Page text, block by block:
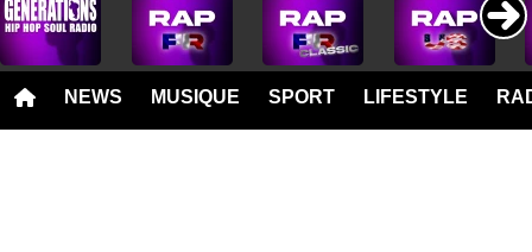
NEWS MUSIQUE SPORT LIFESTYLE